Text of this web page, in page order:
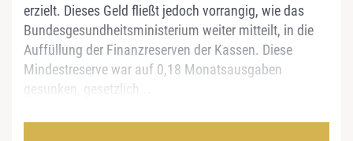
erzielt. Dieses Geld fließt jedoch vorrangig, wie das
Bundesgesundheitsministerium weiter mitteilt, in die
Auffüllung der Finanzreserven der Kassen. Diese
Mindestreserve war auf 0,18 Monatsausgaben
gesunken, gesetzlich...